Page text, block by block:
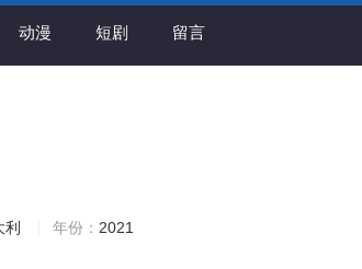
动漫 短剧 留言
年份： 2021